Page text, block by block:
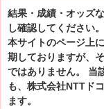
結果・成績・オッズ
し確認してください。
本サイトのページ上
期しておりますが、
ではありません。 当
も、株式会社NTTド
ます。